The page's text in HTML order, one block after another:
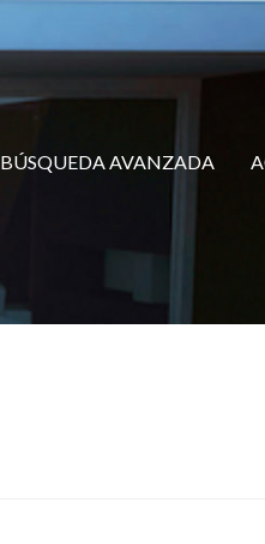
BÚSQUEDA AVANZADA